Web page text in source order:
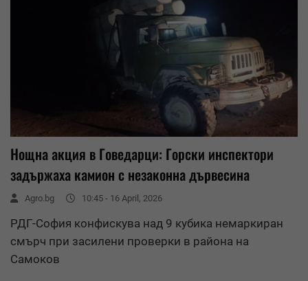
Нощна акция в Говедарци: Горски инспектори
задържаха камион с незаконна дървесина
Agro.bg 10:45 - 16 April, 2026
РДГ-София конфискува над 9 кубика немаркиран
смърч при засилени проверки в района на
Самоков